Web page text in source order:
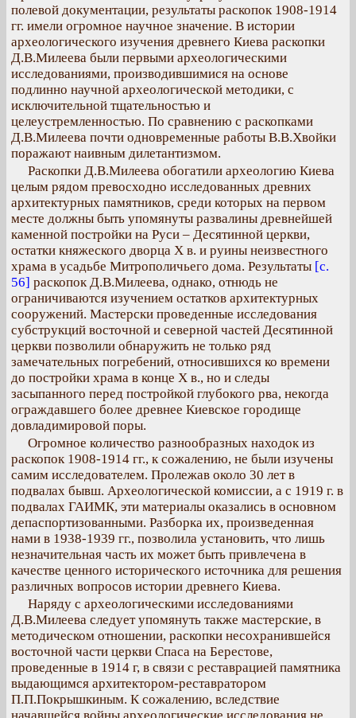
полевой документации, результаты раскопок 1908-1914
гг. имели огромное научное значение. В истории
археологического изучения древнего Киева раскопки
Д.В.Милеева были первыми археологическими
исследованиями, производившимися на основе
подлинно научной археологической методики, с
исключительной тщательностью и
целеустремленностью. По сравнению с раскопками
Д.В.Милеева почти одновременные работы В.В.Хвойки
поражают наивным дилетантизмом.
Раскопки Д.В.Милеева обогатили археологию Киева
целым рядом превосходно исследованных древних
архитектурных памятников, среди которых на первом
месте должны быть упомянуты развалины древнейшей
каменной постройки на Руси – Десятинной церкви,
остатки княжеского дворца Х в. и руины неизвестного
храма в усадьбе Митрополичьего дома. Результаты [с.
56] раскопок Д.В.Милеева, однако, отнюдь не
ограничиваются изучением остатков архитектурных
сооружений. Мастерски проведенные исследования
субструкций восточной и северной частей Десятинной
церкви позволили обнаружить не только ряд
замечательных погребений, относившихся ко времени
до постройки храма в конце Х в., но и следы
засыпанного перед постройкой глубокого рва, некогда
ограждавшего более древнее Киевское городище
довладимировой поры.
Огромное количество разнообразных находок из
раскопок 1908-1914 гг., к сожалению, не были изучены
самим исследователем. Пролежав около 30 лет в
подвалах бывш. Археологической комиссии, а с 1919 г. в
подвалах ГАИМК, эти материалы оказались в основном
депаспортизованными. Разборка их, произведенная
нами в 1938-1939 гг., позволила установить, что лишь
незначительная часть их может быть привлечена в
качестве ценного исторического источника для решения
различных вопросов истории древнего Киева.
Наряду с археологическими исследованиями
Д.В.Милеева следует упомянуть также мастерские, в
методическом отношении, раскопки несохранившейся
восточной части церкви Спаса на Берестове,
проведенные в 1914 г, в связи с реставрацией памятника
выдающимся архитектором-реставратором
П.П.Покрышкиным. К сожалению, вследствие